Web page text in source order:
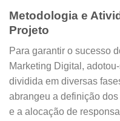
Metodologia e
Projeto
Para garantir o sucesso
Marketing Digital,
dividida em diversas
abrangeu a definição
e a alocação de